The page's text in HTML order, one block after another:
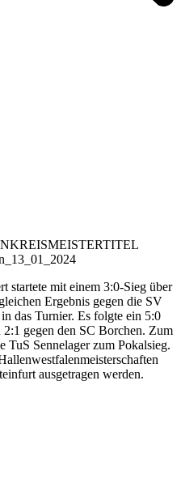
startete mit einem 3:0-Sieg über
Ergebnis gegen die SV
das Turnier. Es folgte ein 5:0
gegen den SC Borchen. Zum
TuS Sennelager zum Pokalsieg.
ausgetragen werden.